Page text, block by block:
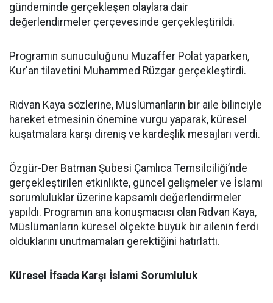
gündeminde gerçekleşen olaylara dair
değerlendirmeler çerçevesinde gerçekleştirildi.
Programın sunuculuğunu Muzaffer Polat yaparken,
Kur'an tilavetini Muhammed Rüzgar gerçekleştirdi.
Rıdvan Kaya sözlerine, Müslümanların bir aile bilinciyle
hareket etmesinin önemine vurgu yaparak, küresel
kuşatmalara karşı direniş ve kardeşlik mesajları verdi.
Özgür-Der Batman Şubesi Çamlıca Temsilciliği’nde
gerçekleştirilen etkinlikte, güncel gelişmeler ve İslami
sorumluluklar üzerine kapsamlı değerlendirmeler
yapıldı. Programın ana konuşmacısı olan Rıdvan Kaya,
Müslümanların küresel ölçekte büyük bir ailenin ferdi
olduklarını unutmamaları gerektiğini hatırlattı.
Küresel İfsada Karşı İslami Sorumluluk